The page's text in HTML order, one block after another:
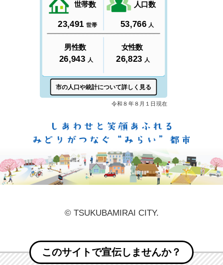
© TSUKUBAMIRAI CITY.
このサイトで宣伝しませんか？